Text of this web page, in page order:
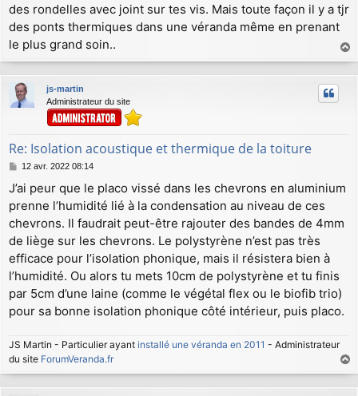
des rondelles avec joint sur tes vis. Mais toute façon il y a tjr
des ponts thermiques dans une véranda même en prenant
le plus grand soin..
a
u
js-martin
Administrateur du site
Re: Isolation acoustique et thermique de la toiture
M
s
s
g
e
12 avr. 2022 08:14
J’ai peur que le placo vissé dans les chevrons en aluminium
prenne l’humidité lié à la condensation au niveau de ces
chevrons. Il faudrait peut-être rajouter des bandes de 4mm
de liège sur les chevrons. Le polystyrène n’est pas très
efficace pour l’isolation phonique, mais il résistera bien à
l’humidité. Ou alors tu mets 10cm de polystyrène et tu finis
par 5cm d’une laine (comme le végétal flex ou le biofib trio)
pour sa bonne isolation phonique côté intérieur, puis placo.
JS Martin - Particulier ayant installé une véranda en 2011 - Administrateur
du site ForumVeranda.fr
a
u